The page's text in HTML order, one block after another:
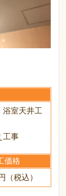
天井工
替え工事
価格
（税込）